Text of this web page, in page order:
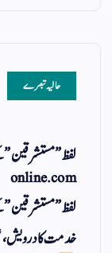
حالیہ تبصرے
لفظ ” مستشرقین
online.com
لفظ ” مستشرقین
خدمت کا درویش،